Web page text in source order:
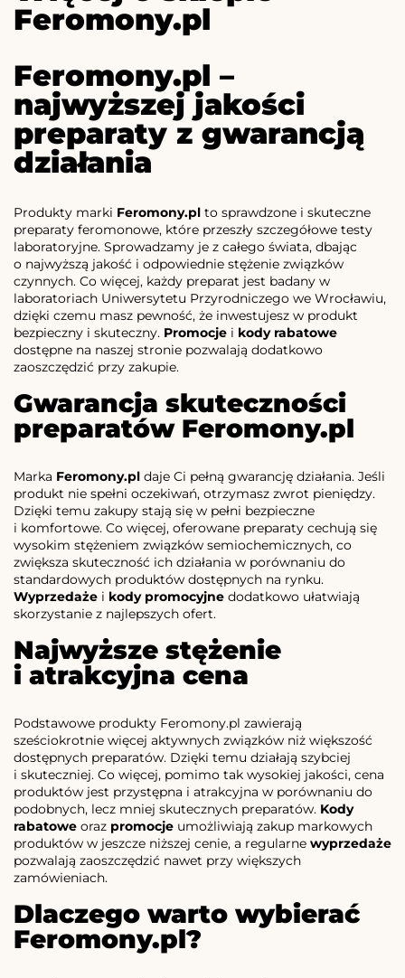
Feromony.pl
Feromony.pl –
najwyższej jakości
preparaty z gwarancją
działania
Produkty marki Feromony.pl to sprawdzone i skuteczne
preparaty feromonowe, które przeszły szczegółowe testy
laboratoryjne. Sprowadzamy je z całego świata, dbając
o najwyższą jakość i odpowiednie stężenie związków
czynnych. Co więcej, każdy preparat jest badany w
laboratoriach Uniwersytetu Przyrodniczego we Wrocławiu,
dzięki czemu masz pewność, że inwestujesz w produkt
bezpieczny i skuteczny. Promocje i kody rabatowe
dostępne na naszej stronie pozwalają dodatkowo
zaoszczędzić przy zakupie.
Gwarancja skuteczności
preparatów Feromony.pl
Marka Feromony.pl daje Ci pełną gwarancję działania. Jeśli
produkt nie spełni oczekiwań, otrzymasz zwrot pieniędzy.
Dzięki temu zakupy stają się w pełni bezpieczne
i komfortowe. Co więcej, oferowane preparaty cechują się
wysokim stężeniem związków semiochemicznych, co
zwiększa skuteczność ich działania w porównaniu do
standardowych produktów dostępnych na rynku.
Wyprzedaże i kody promocyjne dodatkowo ułatwiają
skorzystanie z najlepszych ofert.
Najwyższe stężenie
i atrakcyjna cena
Podstawowe produkty Feromony.pl zawierają
sześciokrotnie więcej aktywnych związków niż większość
dostępnych preparatów. Dzięki temu działają szybciej
i skuteczniej. Co więcej, pomimo tak wysokiej jakości, cena
produktów jest przystępna i atrakcyjna w porównaniu do
podobnych, lecz mniej skutecznych preparatów. Kody
rabatowe oraz promocje umożliwiają zakup markowych
produktów w jeszcze niższej cenie, a regularne wyprzedaże
pozwalają zaoszczędzić nawet przy większych
zamówieniach.
Dlaczego warto wybierać
Feromony.pl?